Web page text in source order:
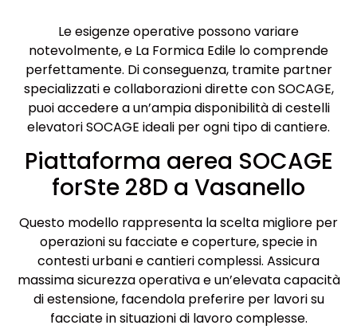
Le esigenze operative possono variare
notevolmente, e La Formica Edile lo comprende
perfettamente. Di conseguenza, tramite partner
specializzati e collaborazioni dirette con SOCAGE,
puoi accedere a un’ampia disponibilità di cestelli
elevatori SOCAGE ideali per ogni tipo di cantiere.
Piattaforma aerea SOCAGE
forSte 28D a Vasanello
Questo modello rappresenta la scelta migliore per
operazioni su facciate e coperture, specie in
contesti urbani e cantieri complessi. Assicura
massima sicurezza operativa e un’elevata capacità
di estensione, facendola preferire per lavori su
facciate in situazioni di lavoro complesse.